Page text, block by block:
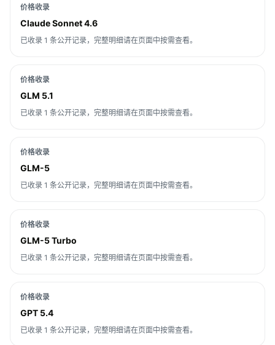
价格收录
Claude Sonnet 4.6
已收录 1 条公开记录，完整明细请在页面中按需查看。
价格收录
GLM 5.1
已收录 1 条公开记录，完整明细请在页面中按需查看。
价格收录
GLM-5
已收录 1 条公开记录，完整明细请在页面中按需查看。
价格收录
GLM-5 Turbo
已收录 1 条公开记录，完整明细请在页面中按需查看。
价格收录
GPT 5.4
已收录 1 条公开记录，完整明细请在页面中按需查看。